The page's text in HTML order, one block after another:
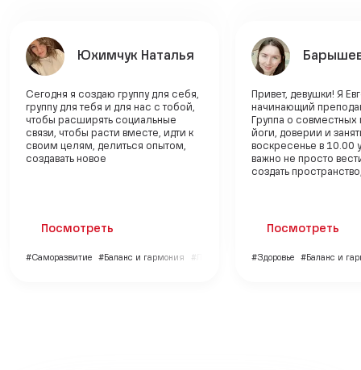
Юхимчук Наталья
Сегодня я создаю группу для себя,
группу для тебя и для нас с тобой,
чтобы расширять социальные
связи, чтобы расти вместе, идти к
своим целям, делиться опытом,
создавать новое
Посмотреть
#Саморазвитие #Баланс и гармония #Личный бренд
Привет, девушки! Я
начинающий
Группа о совместных
йоги, доверии и
воскресенье в 10.00
важно не просто
создать
Посмотреть
#Здоровье #Баланс и